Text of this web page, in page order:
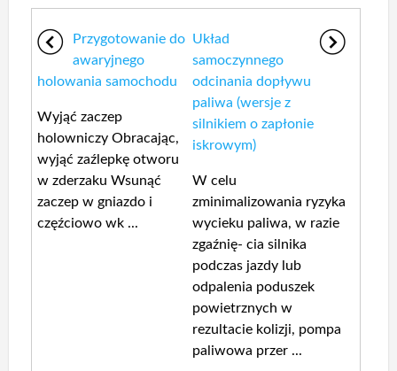
Przygotowanie do
awaryjnego
holowania samochodu
Wyjąć zaczep
holowniczy Obracając,
wyjąć zaźlepkę otworu
w zderzaku Wsunąć
zaczep w gniazdo i
częźciowo wk ...
Układ
samoczynnego
odcinania dopływu
paliwa (wersje z
silnikiem o zapłonie
iskrowym)
W celu
zminimalizowania ryzyka
wycieku paliwa, w razie
zgaźnię- cia silnika
podczas jazdy lub
odpalenia poduszek
powietrznych w
rezultacie kolizji, pompa
paliwowa przer ...